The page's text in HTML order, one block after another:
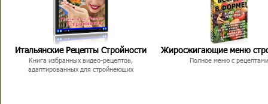
Итальянские Рецепты Стройности
Книга избранных видео-рецептов,
адаптированных для стройнеющих
Жиросжигающие меню
Полное меню с рецептами